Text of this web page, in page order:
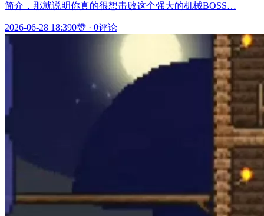
简介，那就说明你真的很想击败这个强大的机械BOSS…
2026-06-28 18:390赞 · 0评论